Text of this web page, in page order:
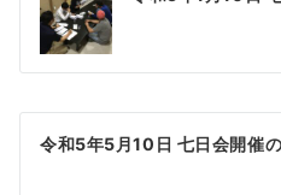
稿
ナ
ビ
ゲ令和5年5月10日 七日会開催